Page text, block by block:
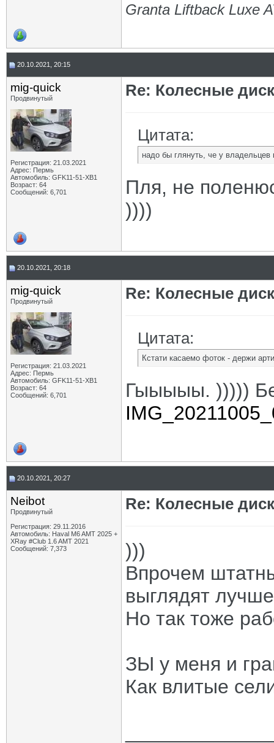
Granta Liftback Luxe
20.10.2021, 20:15
mig-quick
Продвинутый
Регистрация: 21.03.2021
Адрес: Пермь
Автомобиль: GFK11-51-ХВ1
Возраст: 64
Сообщений: 6,701
Re: Колесные
Цитата:
надо бы глянуть, че у владельцев
Пля, не
))))
20.10.2021, 20:18
mig-quick
Продвинутый
Регистрация: 21.03.2021
Адрес: Пермь
Автомобиль: GFK11-51-ХВ1
Возраст: 64
Сообщений: 6,701
Re: Колесные
Цитата:
Кстати касаемо фоток - держи
Гыыыыы. )))))
20.10.2021, 20:27
Neibot
Продвинутый
Регистрация: 29.11.2016
Автомобиль: Haval M6 AMT 2025 +
XRay #Club 1.6 AMT 2021
Сообщений: 7,373
Re: Колесные
)))
Впрочем
выглядят
Но так тоже
ЗЫ у меня и
Как влитые